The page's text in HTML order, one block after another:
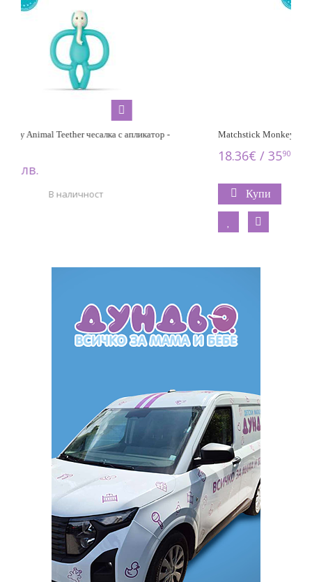
Matchstick Monkey Monkey Teether чесалка с апликатор - Green
Купи